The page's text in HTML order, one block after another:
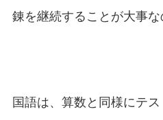
錬を継続することが大事な
国語は、算数と同様にテス